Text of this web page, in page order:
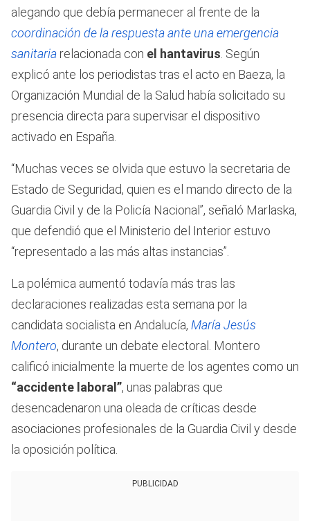
alegando que debía permanecer al frente de la
coordinación de la respuesta ante una emergencia
sanitaria relacionada con el hantavirus. Según
explicó ante los periodistas tras el acto en Baeza, la
Organización Mundial de la Salud había solicitado su
presencia directa para supervisar el dispositivo
activado en España.
“Muchas veces se olvida que estuvo la secretaria de
Estado de Seguridad, quien es el mando directo de la
Guardia Civil y de la Policía Nacional”, señaló Marlaska,
que defendió que el Ministerio del Interior estuvo
“representado a las más altas instancias”.
La polémica aumentó todavía más tras las
declaraciones realizadas esta semana por la
candidata socialista en Andalucía, María Jesús
Montero, durante un debate electoral. Montero
calificó inicialmente la muerte de los agentes como un
“accidente laboral”, unas palabras que
desencadenaron una oleada de críticas desde
asociaciones profesionales de la Guardia Civil y desde
la oposición política.
PUBLICIDAD